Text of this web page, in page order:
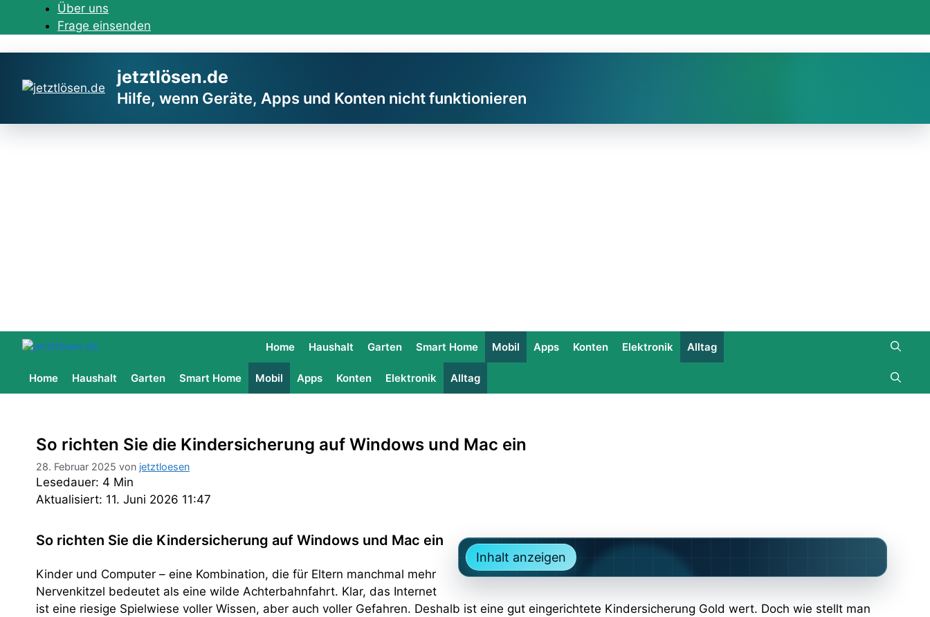
Über uns
Frage einsenden
jetztlösen.de
Hilfe, wenn Geräte, Apps und Konten nicht funktionieren
Home Haushalt Garten Smart Home Mobil Apps Konten Elektronik Alltag
Home Haushalt Garten Smart Home Mobil Apps Konten Elektronik Alltag
So richten Sie die Kindersicherung auf Windows und Mac ein
28. Februar 2025 von jetztloesen
Lesedauer: 4 Min
Aktualisiert: 11. Juni 2026 11:47
Inhalt anzeigen
So richten Sie die Kindersicherung auf Windows und Mac ein
Kinder und Computer – eine Kombination, die für Eltern manchmal mehr
Nervenkitzel bedeutet als eine wilde Achterbahnfahrt. Klar, das Internet
ist eine riesige Spielwiese voller Wissen, aber auch voller Gefahren. Deshalb ist eine gut eingerichtete Kindersicherung Gold wert. Doch wie stellt man